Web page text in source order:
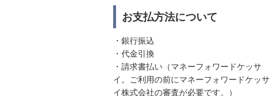
お支払方法について
・銀行振込
・代金引換
・請求書払い（マネーフォワードケッサ
イ。ご利用の前にマネーフォワードケッサ
イ株式会社の審査が必要です。）